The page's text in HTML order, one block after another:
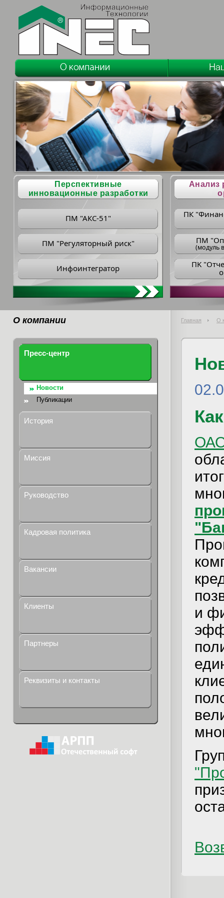
Перспективные
инновационные разработки
ПМ "АКС-51"
ПМ "Регуляторный риск"
Инфоинтегратор
Анализ
ПК
ПM
(модуль
ПK
О компании Главная О
Пресс-центр
Новости
Публикации
История
Миссия
Руководство
Кадровая политика
Вакансии
Клиенты
Партнеры
Реквизиты и контакты
и